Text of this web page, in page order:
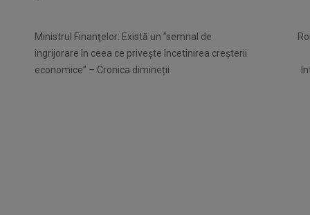
Ministrul Finanţelor: Există un ”semnal de
îngrijorare în ceea ce priveşte încetinirea creşterii
economice” – Cronica dimineții